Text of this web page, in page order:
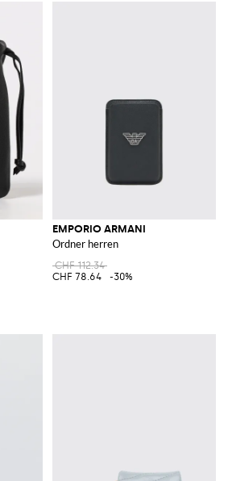
EMPORIO ARMANI
Ordner herren
CHF 112.34
CHF 78.64
-30%